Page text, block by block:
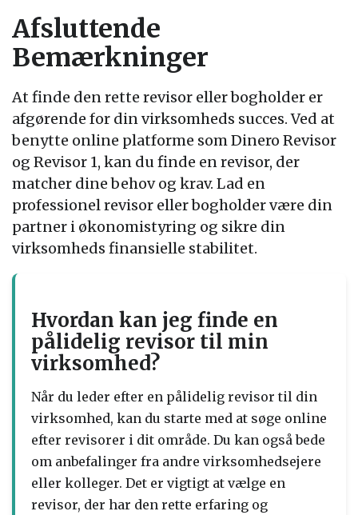
Afsluttende
Bemærkninger
At finde den rette revisor eller bogholder er
afgørende for din virksomheds succes. Ved at
benytte online platforme som Dinero Revisor
og Revisor 1, kan du finde en revisor, der
matcher dine behov og krav. Lad en
professionel revisor eller bogholder være din
partner i økonomistyring og sikre din
virksomheds finansielle stabilitet.
Hvordan kan jeg finde en
pålidelig revisor til min
virksomhed?
Når du leder efter en pålidelig revisor til din
virksomhed, kan du starte med at søge online
efter revisorer i dit område. Du kan også bede
om anbefalinger fra andre virksomhedsejere
eller kolleger. Det er vigtigt at vælge en
revisor, der har den rette erfaring og